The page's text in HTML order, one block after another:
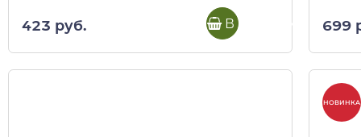
423 руб. В корзину 699
НОВИНКА